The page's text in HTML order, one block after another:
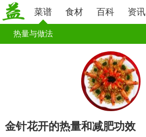
菜谱 食材 百科 资讯
热量与做法
金针花开的热量和减肥功效